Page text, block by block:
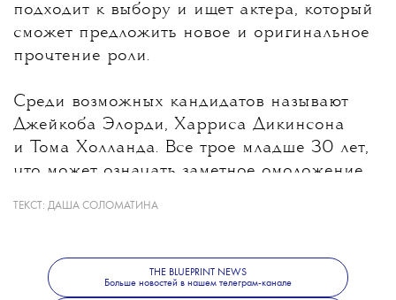
подходит к выбору и ищет актера, который
сможет предложить новое и оригинальное
прочтение роли.
Среди возможных кандидатов называют
Джейкоба Элорди, Харриса Дикинсона
и Тома Холланда. Все трое младше 30 лет,
что может означать заметное омоложение
не исключают, что роль получит
неизвестный широкой публике актер.
ТЕКСТ: ДАША СОЛОМАТИНА
THE BLUEPRINT NEWS
Больше новостей в нашем телеграм-канале